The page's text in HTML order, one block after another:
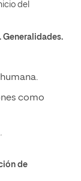
del
Generalidades.
como
de